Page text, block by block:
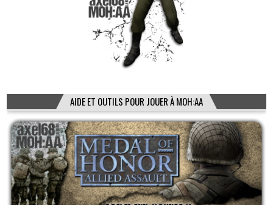
AIDE ET OUTILS POUR JOUER À MOH:AA